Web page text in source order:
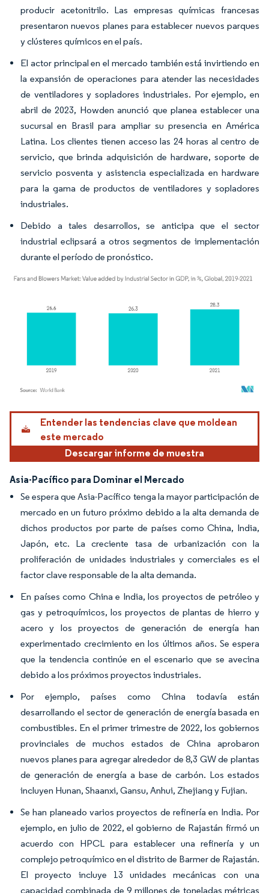
producir acetonitrilo. Las empresas químicas francesas
presentaron nuevos planes para establecer nuevos parques
y clústeres químicos en el país.
El actor principal en el mercado también está invirtiendo en
la expansión de operaciones para atender las necesidades
de ventiladores y sopladores industriales. Por ejemplo, en
abril de 2023, Howden anunció que planea establecer una
sucursal en Brasil para ampliar su presencia en América
Latina. Los clientes tienen acceso las 24 horas al centro de
servicio, que brinda adquisición de hardware, soporte de
servicio posventa y asistencia especializada en hardware
para la gama de productos de ventiladores y sopladores
industriales.
Debido a tales desarrollos, se anticipa que el sector
industrial eclipsará a otros segmentos de implementación
durante el período de pronóstico.
Imagen © Mordor Intelligence. El uso requiere atribución según CC BY 4.0.
Entender las tendencias clave que moldean
este mercado
Descargar informe de muestra
Asia-Pacífico para Dominar el Mercado
Se espera que Asia-Pacífico tenga la mayor participación de
mercado en un futuro próximo debido a la alta demanda de
dichos productos por parte de países como China, India,
Japón, etc. La creciente tasa de urbanización con la
proliferación de unidades industriales y comerciales es el
factor clave responsable de la alta demanda.
En países como China e India, los proyectos de petróleo y
gas y petroquímicos, los proyectos de plantas de hierro y
acero y los proyectos de generación de energía han
experimentado crecimiento en los últimos años. Se espera
que la tendencia continúe en el escenario que se avecina
debido a los próximos proyectos industriales.
Por ejemplo, países como China todavía están
desarrollando el sector de generación de energía basada en
combustibles. En el primer trimestre de 2022, los gobiernos
provinciales de muchos estados de China aprobaron
nuevos planes para agregar alrededor de 8,3 GW de plantas
de generación de energía a base de carbón. Los estados
incluyen Hunan, Shaanxi, Gansu, Anhui, Zhejiang y Fujian.
Se han planeado varios proyectos de refinería en India. Por
ejemplo, en julio de 2022, el gobierno de Rajastán firmó un
acuerdo con HPCL para establecer una refinería y un
complejo petroquímico en el distrito de Barmer de Rajastán.
El proyecto incluye 13 unidades mecánicas con una
capacidad combinada de 9 millones de toneladas métricas